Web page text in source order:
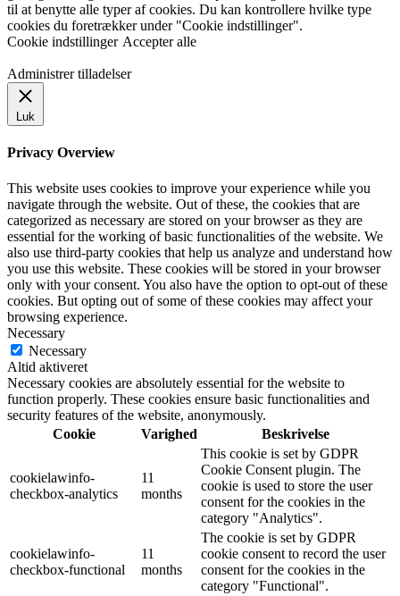
til at benytte alle typer af cookies. Du kan kontrollere hvilke type
cookies du foretrækker under "Cookie indstillinger".
Cookie indstillinger Accepter alle
Administrer tilladelser
Luk
Privacy Overview
This website uses cookies to improve your experience while you
navigate through the website. Out of these, the cookies that are
categorized as necessary are stored on your browser as they are
essential for the working of basic functionalities of the website. We
also use third-party cookies that help us analyze and understand how
you use this website. These cookies will be stored in your browser
only with your consent. You also have the option to opt-out of these
cookies. But opting out of some of these cookies may affect your
browsing experience.
Necessary
Necessary
Altid aktiveret
Necessary cookies are absolutely essential for the website to
function properly. These cookies ensure basic functionalities and
security features of the website, anonymously.
Cookie
Varighed Beskrivelse
cookielawinfo-
checkbox-analytics
11
months
This cookie is set by GDPR
Cookie Consent plugin. The
cookie is used to store the user
consent for the cookies in the
category "Analytics".
cookielawinfo-
checkbox-functional
11
months
The cookie is set by GDPR
cookie consent to record the user
consent for the cookies in the
category "Functional".